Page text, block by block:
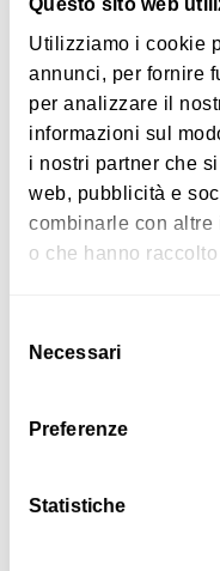
Questo sito web
Utilizziamo i cookie
annunci, per fornire
per analizzare il
informazioni sul
i nostri partner che
web, pubblicità e
combinarle con
o che hanno
delNecessari
Preferenze
Statistiche
Crevalcore' s
CREVALCORE